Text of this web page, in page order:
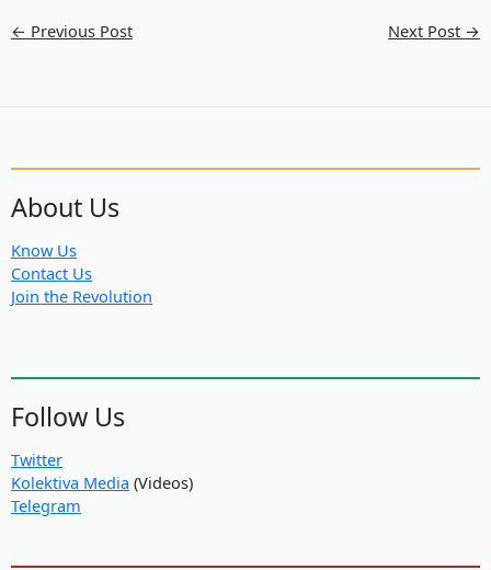
← Previous Post Next Post →
About Us
Know Us
Contact Us
Join the Revolution
Follow Us
Twitter
Kolektiva Media (Videos)
Telegram